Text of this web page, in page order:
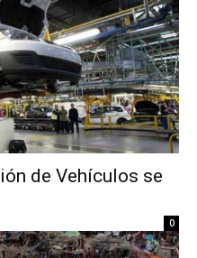
de Vehículos se
0